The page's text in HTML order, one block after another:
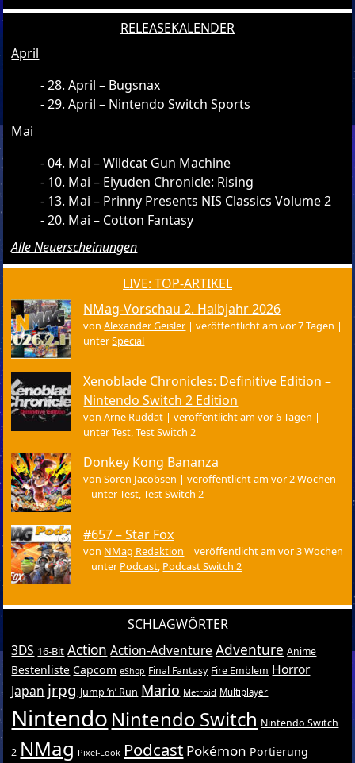
RELEASEKALENDER
April
28. April – Bugsnax
29. April – Nintendo Switch Sports
Mai
04. Mai – Wildcat Gun Machine
10. Mai – Eiyuden Chronicle: Rising
13. Mai – Prinny Presents NIS Classics Volume 2
20. Mai – Cotton Fantasy
Alle Neuerscheinungen
LIVE: TOP-ARTIKEL
NMag-Vorschau 2. Halbjahr 2026
vonAlexander Geisler |veröffentlicht am vor 7 Tagen |
unterSpecial
Xenoblade Chronicles: Definitive Edition –
Nintendo Switch 2 Edition
vonArne Ruddat |veröffentlicht am vor 6 Tagen |
unterTest,Test Switch 2
Donkey Kong Bananza
vonSören Jacobsen |veröffentlicht am vor 2 Wochen
| unterTest,Test Switch 2
#657 – Star Fox
von NMag Redaktion |veröffentlicht am vor 3 Wochen
| unter Podcast, Podcast Switch 2
SCHLAGWÖRTER
3DS 16-Bit Action Action-Adventure Adventure Anime
Bestenliste Capcom eShop Final Fantasy Fire Emblem Horror
Japan jrpg Jump ’n’ Run Mario Metroid Multiplayer
Nintendo Nintendo Switch Nintendo Switch
2 NMag Pixel-Look Podcast Pokémon Portierung